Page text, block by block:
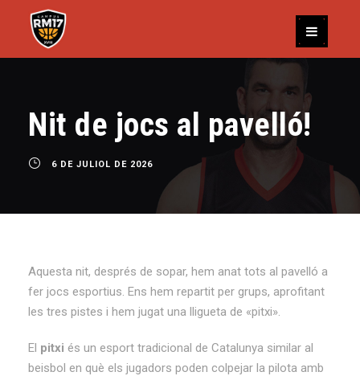
Nit de jocs al pavelló!
6 DE JULIOL DE 2026
Aquesta nit, després de sopar, hem anat tots al pavelló a
fer jocs esportius. Ens hem repartit per grups, aprofitant
les tres pistes i hem jugat una lligueta de «pitxi».
El pitxi és un esport tradicional de Catalunya similar al
beisbol en què els jugadors poden colpejar la pilota amb